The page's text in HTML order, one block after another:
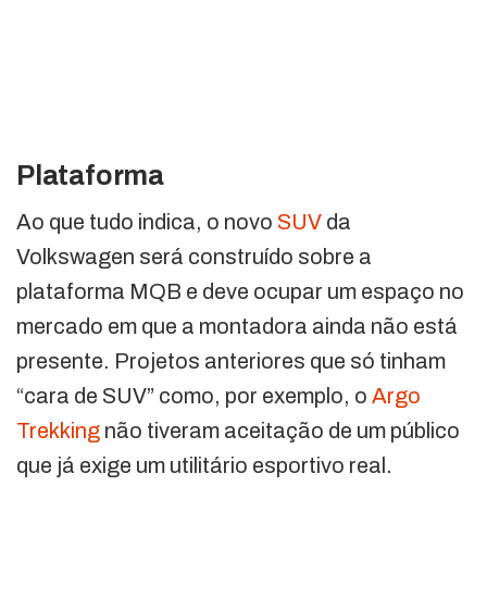
Plataforma
Ao que tudo indica, o novo SUV da
Volkswagen será construído sobre a
plataforma MQB e deve ocupar um espaço no
mercado em que a montadora ainda não está
presente. Projetos anteriores que só tinham
“cara de SUV” como, por exemplo, o Argo
Trekking não tiveram aceitação de um público
que já exige um utilitário esportivo real.